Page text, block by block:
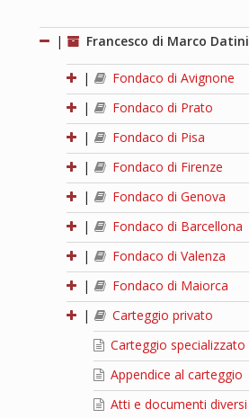
| Francesco di Marco Datini
|
Fondaco di Avignone
|
Fondaco di Prato
|
Fondaco di Pisa
|
Fondaco di Firenze
|
Fondaco di Genova
|
Fondaco di Barcellona
|
Fondaco di Valenza
|
Fondaco di Maiorca
|
Carteggio privato
Carteggio specializzato
Appendice al carteggio
Atti e documenti diversi